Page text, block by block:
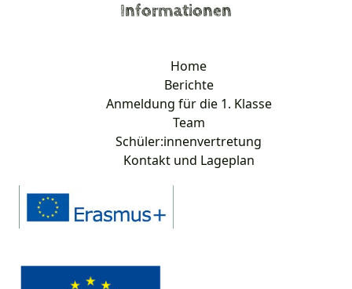
Informationen
Home
Berichte
Anmeldung für die 1. Klasse
Team
Schüler:innenvertretung
Kontakt und Lageplan